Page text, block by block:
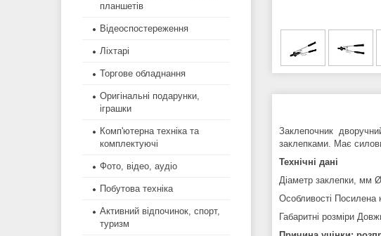
Заклепочник
заклепками. Має
Технічні дані
Діаметр заклепки, мм
Особливості Посилена
Габаритні розміри
планшетів
Відеоспостереження
Ліхтарі
Торгове обладнання
Оригінальні подарунки,
іграшки
Комп'ютерна техніка та
комплектуючі
Фото, відео, аудіо
Побутова техніка
Активний відпочинок, спорт,
туризм